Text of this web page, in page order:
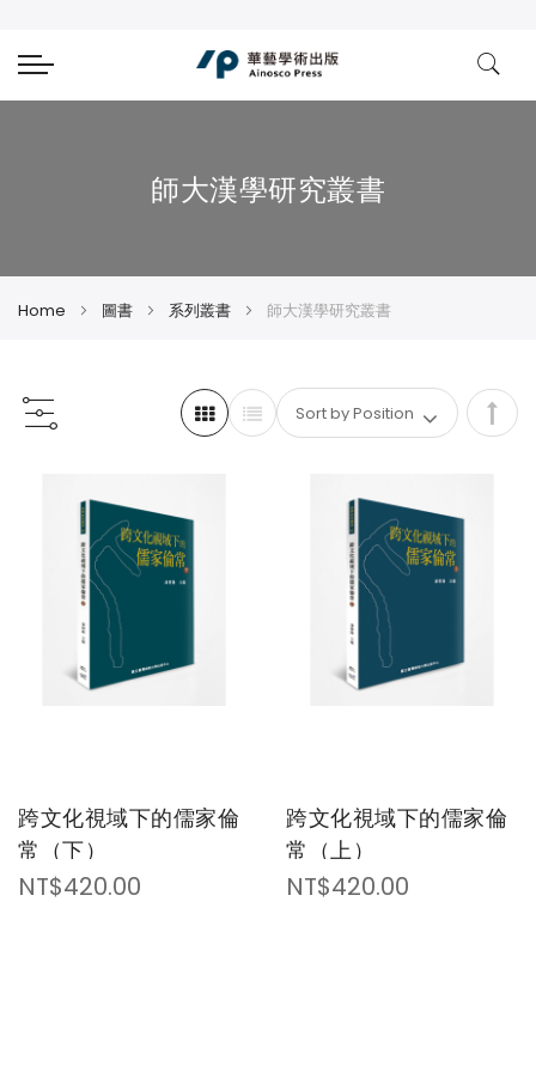
師大漢學研究叢書
Home 圖書 系列叢書 師大漢學研究叢書
Set
跨文化視域下的儒家倫
常（下）
NT$420.00
跨文化視域下的儒家倫
常（上）
NT$420.00